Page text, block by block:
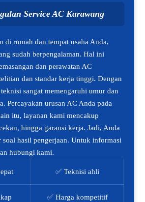
Service AC Karawang
di rumah dan tempat usaha Anda,
sudah berpengalaman. Hal ini
dan perawatan AC
dan standar kerja tinggi. Dengan
sangat memengaruhi umur dan
Percayakan urusan AC Anda pada
itu, layanan kami mencakup
hingga garansi kerja. Jadi, Anda
hasil pengerjaan. Untuk informasi
hubungi kami.
✅ Teknisi ahli
✅ Harga kompetitif